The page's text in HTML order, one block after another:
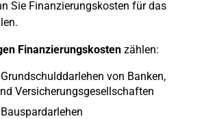
Sie Finanzierungskosten für das
Finanzierungskosten zählen:
von Banken,
Versicherungsgesellschaften